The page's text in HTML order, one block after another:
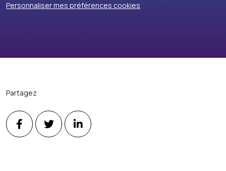
Personnaliser mes préférences cookies
Partagez